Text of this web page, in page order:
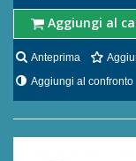
Aggiungi al
Anteprima
Aggiungi al confronto